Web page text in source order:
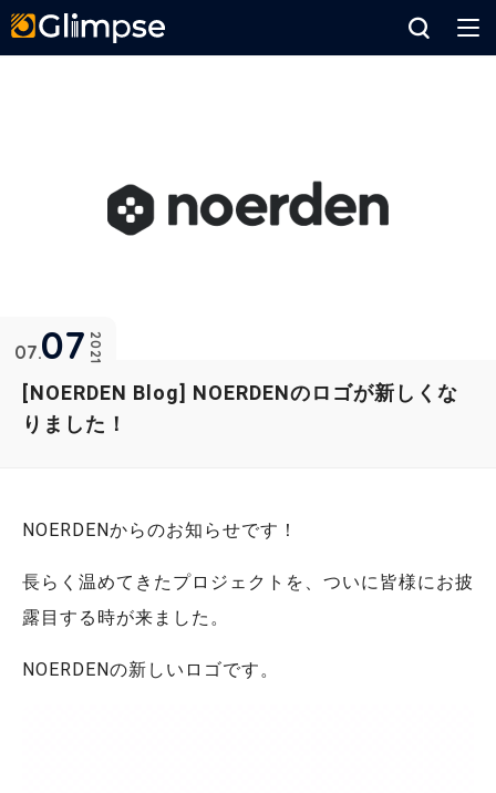
[NOERDEN Blog] NOERDENのロゴが新しくな
りました！
2021
07 07
NOERDENからのお知らせです！
長らく温めてきたプロジェクトを、ついに皆様にお披
露目する時が来ました。
NOERDENの新しいロゴです。